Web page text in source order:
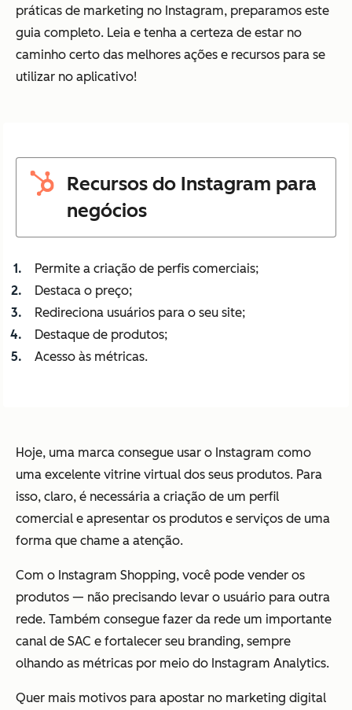
práticas de marketing no Instagram, preparamos este
guia completo. Leia e tenha a certeza de estar no
caminho certo das melhores ações e recursos para se
utilizar no aplicativo!
Recursos do Instagram para
negócios
Permite a criação de perfis comerciais;
Destaca o preço;
Redireciona usuários para o seu site;
Destaque de produtos;
Acesso às métricas.
Hoje, uma marca consegue usar o Instagram como
uma excelente vitrine virtual dos seus produtos. Para
isso, claro, é necessária a criação de um perfil
comercial e apresentar os produtos e serviços de uma
forma que chame a atenção.
Com o Instagram Shopping, você pode vender os
produtos — não precisando levar o usuário para outra
rede. Também consegue fazer da rede um importante
canal de SAC e fortalecer seu branding, sempre
olhando as métricas por meio do Instagram Analytics.
Quer mais motivos para apostar no marketing digital